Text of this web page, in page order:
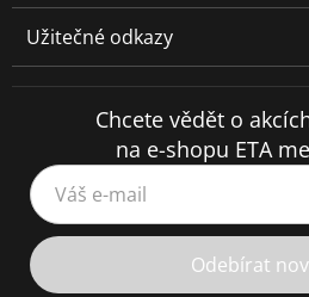
Užitečné odkazy
Chcete vědět o
na e-shopu ETA
Váš e-mail
Odebírat